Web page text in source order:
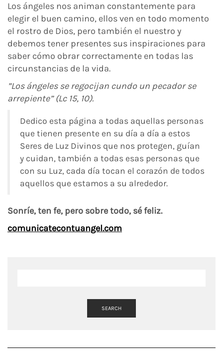
Los ángeles nos animan constantemente para
elegir el buen camino, ellos ven en todo momento
el rostro de Dios, pero también el nuestro y
debemos tener presentes sus inspiraciones para
saber cómo obrar correctamente en todas las
circunstancias de la vida.
”Los ángeles se regocijan cundo un pecador se
arrepiente” (Lc 15, 10).
Dedico esta página a todas aquellas personas
que tienen presente en su día a día a estos
Seres de Luz Divinos que nos protegen, guían
y cuidan, también a todas esas personas que
con su Luz, cada día tocan el corazón de todos
aquellos que estamos a su alrededor.
Sonríe, ten fe, pero sobre todo, sé feliz.
comunicatecontuangel.com
SEARCH